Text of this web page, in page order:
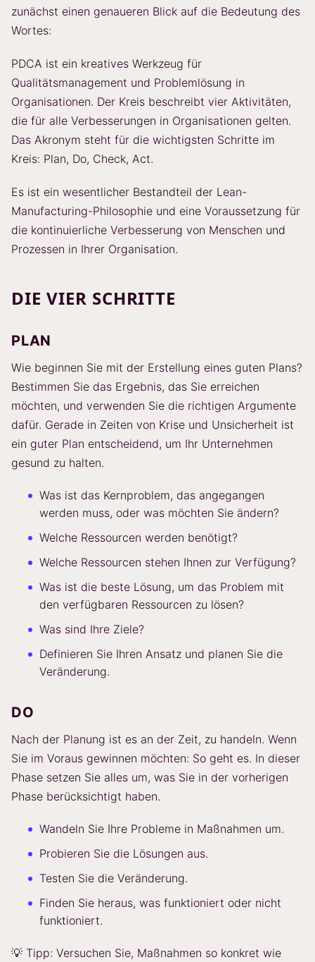
zunächst einen genaueren Blick auf die Bedeutung des
Wortes:
PDCA ist ein kreatives Werkzeug für
Qualitätsmanagement und Problemlösung in
Organisationen. Der Kreis beschreibt vier Aktivitäten,
die für alle Verbesserungen in Organisationen gelten.
Das Akronym steht für die wichtigsten Schritte im
Kreis: Plan, Do, Check, Act.
Es ist ein wesentlicher Bestandteil der Lean-
Manufacturing-Philosophie und eine Voraussetzung für
die kontinuierliche Verbesserung von Menschen und
Prozessen in Ihrer Organisation.
DIE VIER SCHRITTE
PLAN
Wie beginnen Sie mit der Erstellung eines guten Plans?
Bestimmen Sie das Ergebnis, das Sie erreichen
möchten, und verwenden Sie die richtigen Argumente
dafür. Gerade in Zeiten von Krise und Unsicherheit ist
ein guter Plan entscheidend, um Ihr Unternehmen
gesund zu halten.
Was ist das Kernproblem, das angegangen
werden muss, oder was möchten Sie ändern?
Welche Ressourcen werden benötigt?
Welche Ressourcen stehen Ihnen zur Verfügung?
Was ist die beste Lösung, um das Problem mit
den verfügbaren Ressourcen zu lösen?
Was sind Ihre Ziele?
Definieren Sie Ihren Ansatz und planen Sie die
Veränderung.
DO
Nach der Planung ist es an der Zeit, zu handeln. Wenn
Sie im Voraus gewinnen möchten: So geht es. In dieser
Phase setzen Sie alles um, was Sie in der vorherigen
Phase berücksichtigt haben.
Wandeln Sie Ihre Probleme in Maßnahmen um.
Probieren Sie die Lösungen aus.
Testen Sie die Veränderung.
Finden Sie heraus, was funktioniert oder nicht
funktioniert.
💡 Tipp: Versuchen Sie, Maßnahmen so konkret wie